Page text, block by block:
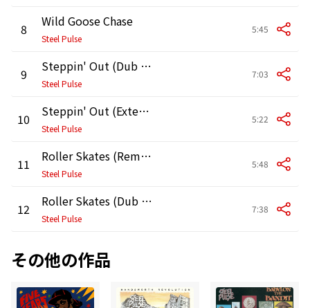
8 Wild Goose Chase
Steel Pulse
5:45
9 Steppin' Out (Dub Version)
Steel Pulse
7:03
10 Steppin' Out (Extended Version)
Steel Pulse
5:22
11 Roller Skates (Remix Version)
Steel Pulse
5:48
12 Roller Skates (Dub Version)
Steel Pulse
7:38
その他の作品